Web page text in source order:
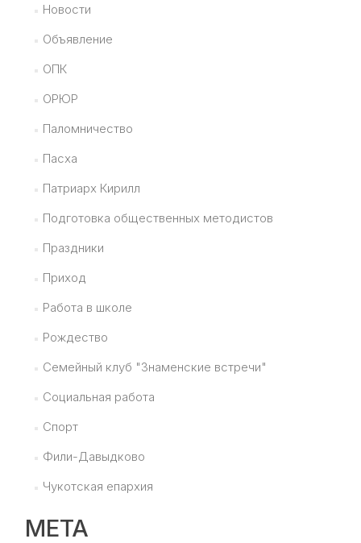
Новости
Объявление
ОПК
ОРЮР
Паломничество
Пасха
Патриарх Кирилл
Подготовка общественных методистов
Праздники
Приход
Работа в школе
Рождество
Семейный клуб "Знаменские встречи"
Социальная работа
Спорт
Фили-Давыдково
Чукотская епархия
МЕТА